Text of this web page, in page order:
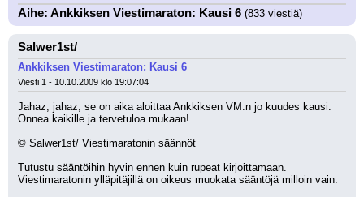
Aihe: Ankkiksen Viestimaraton: Kausi 6 (833 viestiä)
Salwer1st/
Ankkiksen Viestimaraton: Kausi 6
Viesti 1 - 10.10.2009 klo 19:07:04
Jahaz, jahaz, se on aika aloittaa Ankkiksen VM:n jo kuudes kausi.
Onnea kaikille ja tervetuloa mukaan!
© Salwer1st/ Viestimaratonin säännöt
Tutustu sääntöihin hyvin ennen kuin rupeat kirjoittamaan.
Viestimaratonin ylläpitäjillä on oikeus muokata sääntöjä milloin vain.